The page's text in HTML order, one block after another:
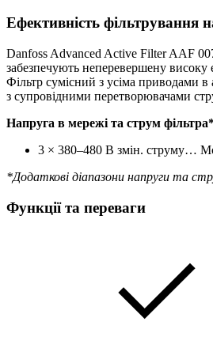
Ефективність фільтрування
Danfoss Advanced Active Filter AAF
забезпечують неперевершену високу
Фільтр сумісний з усіма приводами
з супровідними перетворювачами
Напруга в мережі та струм
3 × 380–480 В змін. струму…
*Додаткові діапазони напруги та
Функції та переваги